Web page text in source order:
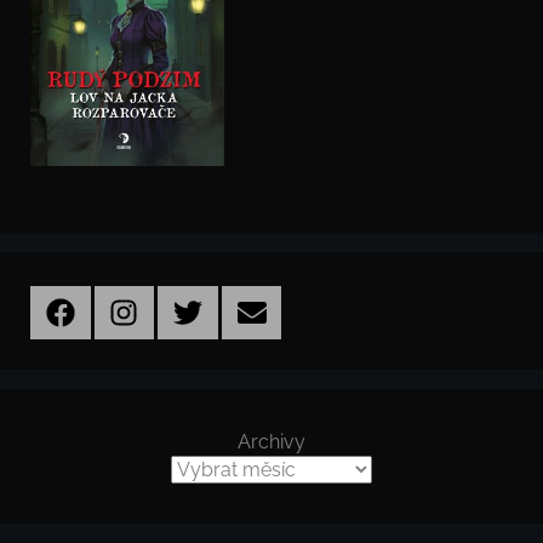
FacebookInstagramTwitter Email
Archivy